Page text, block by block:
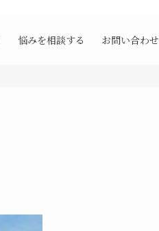
悩みを相談する お問い合わせ